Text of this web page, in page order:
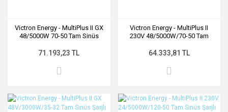
Victron Energy - MultiPlus II GX
48/5000W 70-50 Tam Sinüs
71.193,23 TL
Victron Energy - MultiPlus II
230V 48/5000W/70-50 Tam
64.333,81 TL